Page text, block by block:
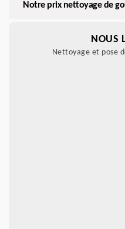
Notre prix nettoyage de
NOUS
Nettoyage et pose